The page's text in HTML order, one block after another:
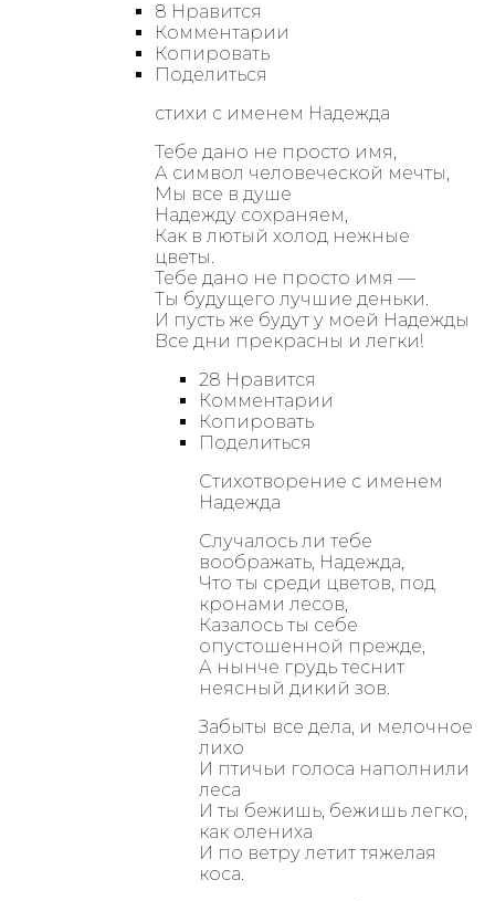
8 Нравится
Комментарии
Копировать
Поделиться
стихи с именем Надежда
Тебе дано не просто имя,
А символ человеческой мечты,
Мы все в душе
Надежду сохраняем,
Как в лютый холод нежные
цветы.
Тебе дано не просто имя —
Ты будущего лучшие деньки.
И пусть же будут у моей Надежды
Все дни прекрасны и легки!
28 Нравится
Комментарии
Копировать
Поделиться
Стихотворение с именем
Надежда
Случалось ли тебе
воображать, Надежда,
Что ты среди цветов, под
кронами лесов,
Казалось ты себе
опустошенной прежде,
А нынче грудь теснит
неясный дикий зов.
Забыты все дела, и мелочное
лихо
И птичьи голоса наполнили
леса
И ты бежишь, бежишь легко,
как олениха
И по ветру летит тяжелая
коса.